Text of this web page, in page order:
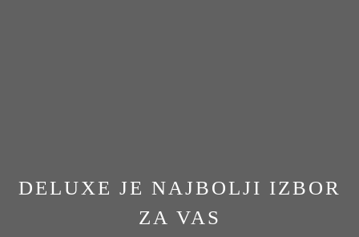
DELUXE JE NAJBOLJI IZBOR
ZA VAS